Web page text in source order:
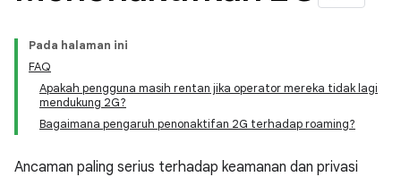
Pada halaman ini
FAQ
Apakah pengguna masih rentan jika operator mereka tidak lagi
mendukung 2G?
Bagaimana pengaruh penonaktifan 2G terhadap roaming?
Ancaman paling serius terhadap keamanan dan privasi